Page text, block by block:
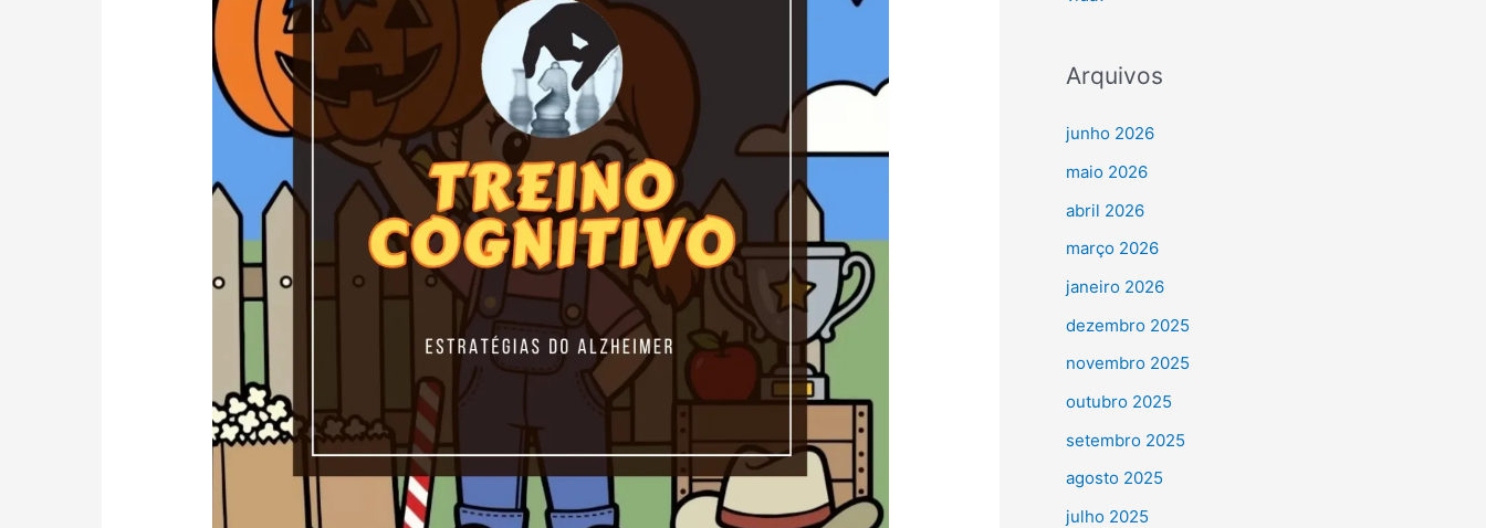
Arquivos
junho 2026
maio 2026
abril 2026
março 2026
janeiro 2026
dezembro 2025
novembro 2025
outubro 2025
setembro 2025
agosto 2025
julho 2025